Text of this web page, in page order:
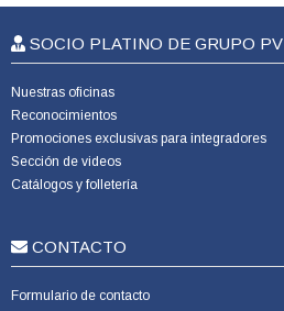
SOCIO PLATINO DE GRUPO PV
Nuestras oficinas
Reconocimientos
Promociones exclusivas para integradores
Sección de videos
Catálogos y folletería
CONTACTO
Formulario de contacto